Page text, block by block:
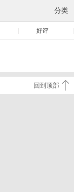
分类
好评
回到顶部